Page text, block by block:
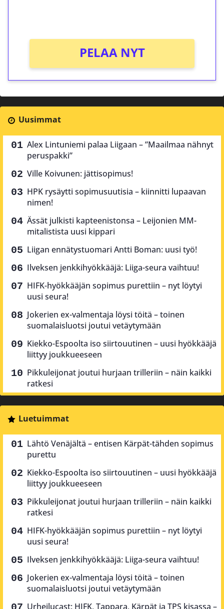
PELAA NYT
Uusimmat
Alex Lintuniemi palaa Liigaan – ”Maailmaa nähnyt
peruspakki”
Ville Koivunen: jättisopimus!
HPK rysäytti sopimusuutisia – kiinnitti lupaavan
nimen!
Ässät julkisti kapteenistonsa – Leijonien MM-
mitalistista uusi kippari
Liigan ennätystuomari Antti Boman: uusi työ!
Ilveksen jenkkihyökkääjä: Liiga-seura vaihtuu!
HIFK-hyökkääjän sopimus purettiin – nyt löytyi
uusi seura!
Jokerien ex-valmentaja löysi töitä – toinen
suomalaisluotsi joutui vetäytymään
Kiekko-Espoolta iso siirtouutinen – uusi hyökkääjä
liittyy joukkueeseen
Pikkuleijonat joutui hurjaan trilleriin – näin kaikki
ratkesi
Luetuimmat
Lähtö Venäjältä – entisen Kärpät-tähden sopimus
purettu
Kiekko-Espoolta iso siirtouutinen – uusi hyökkääjä
liittyy joukkueeseen
Pikkuleijonat joutui hurjaan trilleriin – näin kaikki
ratkesi
HIFK-hyökkääjän sopimus purettiin – nyt löytyi
uusi seura!
Ilveksen jenkkihyökkääjä: Liiga-seura vaihtuu!
Jokerien ex-valmentaja löysi töitä – toinen
suomalaisluotsi joutui vetäytymään
Urheilucast: HIFK, Tappara, Kärpät ja TPS kisassa –